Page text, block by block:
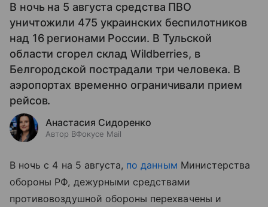
В ночь на 5 августа средства ПВО
уничтожили 475 украинских беспилотников
над 16 регионами России. В Тульской
области сгорел склад Wildberries, в
Белгородской пострадали три человека. В
аэропортах временно ограничивали прием
рейсов.
Анастасия Сидоренко
Автор ВФокусе Mail
В ночь с 4 на 5 августа, по данным Министерства
обороны РФ, дежурными средствами
противовоздушной обороны перехвачены и